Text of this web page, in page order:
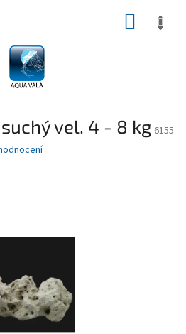
vel. 4 - 8 kg 6155